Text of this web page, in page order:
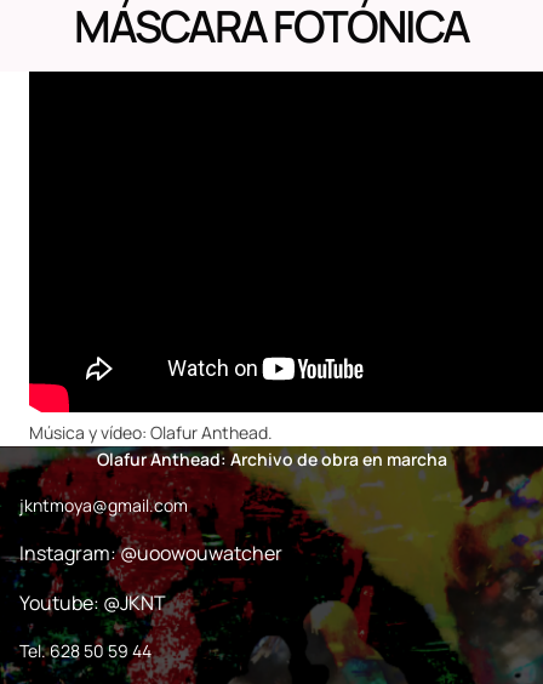
MÁSCARA FOTÓNICA
Música y vídeo: Olafur Anthead.
Olafur Anthead: Archivo de obra en marcha
jkntmoya@gmail.com
Instagram: @uoowouwatcher
Youtube: @JKNT
Tel. 628 50 59 44